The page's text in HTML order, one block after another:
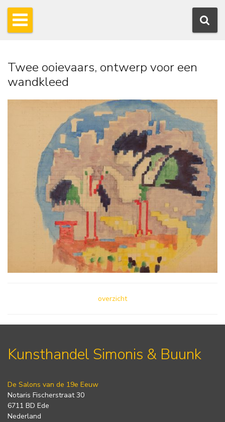
Twee ooievaars, ontwerp voor een
wandkleed
overzicht
Kunsthandel Simonis & Buunk
De Salons van de 19e Eeuw
Notaris Fischerstraat 30
6711 BD Ede
Nederland